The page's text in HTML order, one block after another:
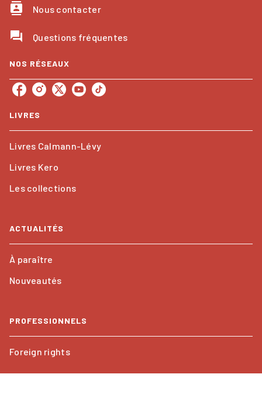
contacts Nous contacter
question_answer Questions fréquentes
NOS RÉSEAUX
LIVRES
Livres Calmann-Lévy
Livres Kero
Les collections
ACTUALITÉS
À paraître
Nouveautés
PROFESSIONNELS
Foreign rights